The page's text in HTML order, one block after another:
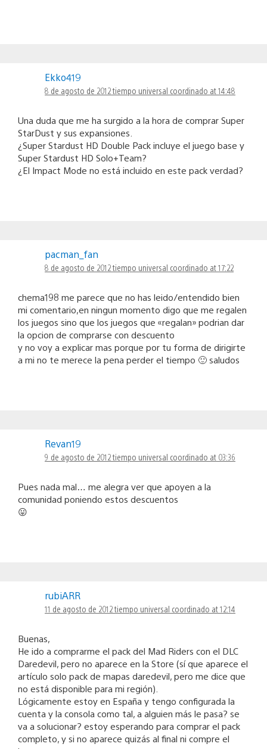
Ekko419
8 de agosto de 2012 tiempo universal coordinado at 14:48
Una duda que me ha surgido a la hora de comprar Super
StarDust y sus expansiones.
¿Super Stardust HD Double Pack incluye el juego base y
Super Stardust HD Solo+Team?
¿El Impact Mode no está incluido en este pack verdad?
pacman_fan
8 de agosto de 2012 tiempo universal coordinado at 17:22
chema198 me parece que no has leido/entendido bien
mi comentario,en ningun momento digo que me regalen
los juegos sino que los juegos que «regalan» podrian dar
la opcion de comprarse con descuento
y no voy a explicar mas porque por tu forma de dirigirte
a mi no te merece la pena perder el tiempo 🙂 saludos
Revan19
9 de agosto de 2012 tiempo universal coordinado at 03:36
Pues nada mal… me alegra ver que apoyen a la
comunidad poniendo estos descuentos
😛
rubiARR
11 de agosto de 2012 tiempo universal coordinado at 12:14
Buenas,
He ido a comprarme el pack del Mad Riders con el DLC
Daredevil, pero no aparece en la Store (sí que aparece el
artículo solo pack de mapas daredevil, pero me dice que
no está disponible para mi región).
Lógicamente estoy en España y tengo configurada la
cuenta y la consola como tal, a alguien más le pasa? se
va a solucionar? estoy esperando para comprar el pack
completo, y si no aparece quizás al final ni compre el